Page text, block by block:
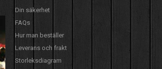
Din säkerhet
FAQs
Hur man beställer
Leverans och frakt
Storleksdiagram